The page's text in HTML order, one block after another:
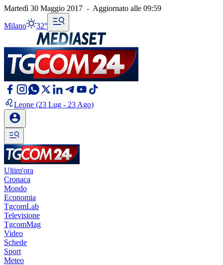
Martedì 30 Maggio 2017 - Aggiornato alle 09:59
Milano 32°
Leone (23 Lug - 23 Ago)
Ultim'ora
Cronaca
Mondo
Economia
TgcomLab
Televisione
TgcomMag
Video
Schede
Sport
Meteo